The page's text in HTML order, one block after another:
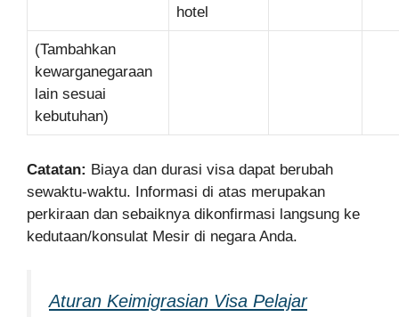
hotel
(Tambahkan
kewarganegaraan
lain sesuai
kebutuhan)
Catatan: Biaya dan durasi visa dapat berubah
sewaktu-waktu. Informasi di atas merupakan
perkiraan dan sebaiknya dikonfirmasi langsung ke
kedutaan/konsulat Mesir di negara Anda.
Aturan Keimigrasian Visa Pelajar